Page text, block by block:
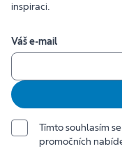
inspiraci.
Váš e-mail
Tímto souhlasím
promočních